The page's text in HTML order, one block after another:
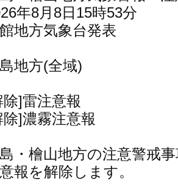
年8月8日15時53分
地方気象台発表
地方(全域)
除]雷注意報
除]濃霧注意報
・檜山地方の注意警戒
報を解除します。